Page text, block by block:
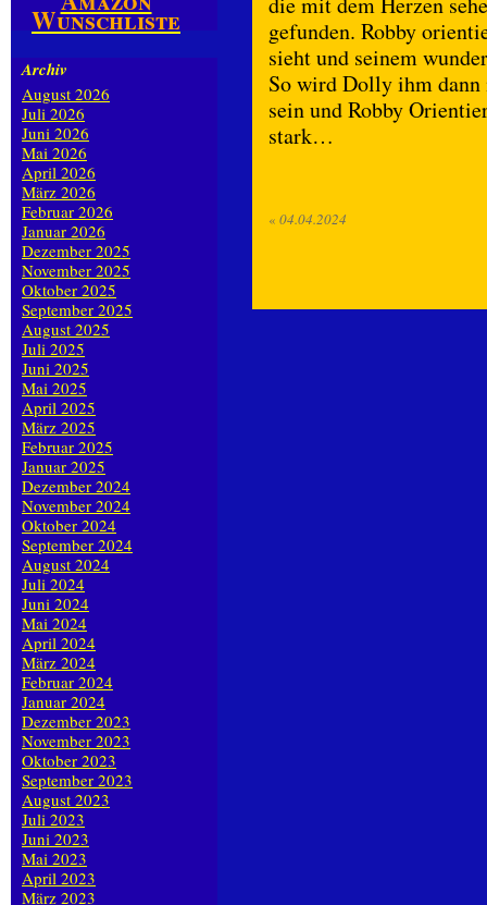
gefunden. Robby
sieht und seinem
So wird Dolly ihm dann
sein und Robby
stark…
« 04.04.2024
Wunschliste
Archiv
August 2026
Juli 2026
Juni 2026
Mai 2026
April 2026
März 2026
Februar 2026
Januar 2026
Dezember 2025
November 2025
Oktober 2025
September 2025
August 2025
Juli 2025
Juni 2025
Mai 2025
April 2025
März 2025
Februar 2025
Januar 2025
Dezember 2024
November 2024
Oktober 2024
September 2024
August 2024
Juli 2024
Juni 2024
Mai 2024
April 2024
März 2024
Februar 2024
Januar 2024
Dezember 2023
November 2023
Oktober 2023
September 2023
August 2023
Juli 2023
Juni 2023
Mai 2023
April 2023
März 2023